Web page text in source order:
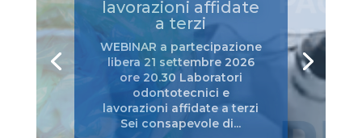
SCADENZA 12
AGOSTO 2026
Il Regolamento (UE)
2025/40 sugli imballaggi e i
rifiuti di imballaggio
(PPWR) abroga la Direttiva
94/62/CE sugli imballaggi e
i rifiuti...